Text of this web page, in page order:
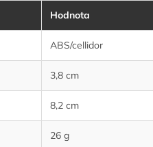
Hodnota
ABS/cellidor
3,8 cm
8,2 cm
26 g